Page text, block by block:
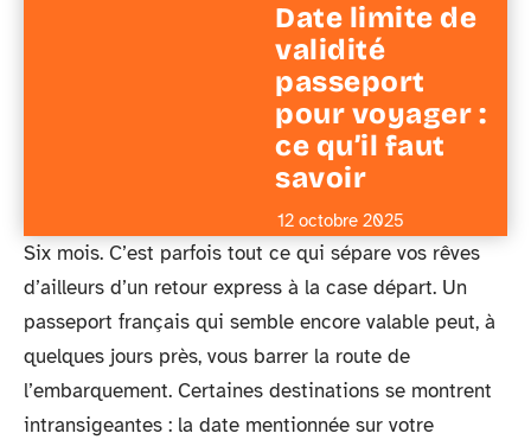
Date limite de
validité
passeport
pour voyager :
ce qu’il faut
savoir
12 octobre 2025
Six mois. C’est parfois tout ce qui sépare vos rêves
d’ailleurs d’un retour express à la case départ. Un
passeport français qui semble encore valable peut, à
quelques jours près, vous barrer la route de
l’embarquement. Certaines destinations se montrent
intransigeantes : la date mentionnée sur votre